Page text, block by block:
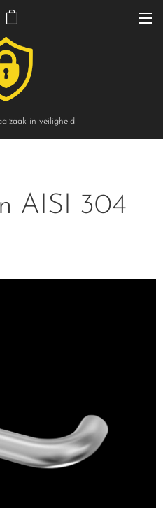
in veiligheid
AISI 304